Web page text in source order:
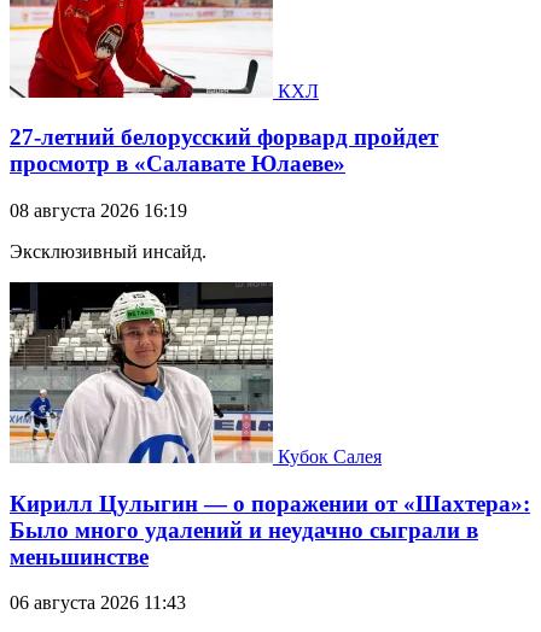
КХЛ
27-летний белорусский форвард пройдет
просмотр в «Салавате Юлаеве»
08 августа 2026 16:19
Эксклюзивный инсайд.
Кубок Салея
Кирилл Цулыгин — о поражении от «Шахтера»:
Было много удалений и неудачно сыграли в
меньшинстве
06 августа 2026 11:43